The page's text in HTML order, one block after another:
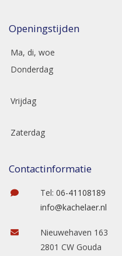
Openingstijden
Ma, di, woe
Donderdag
Vrijdag
Zaterdag
Contactinformatie
Tel: 06-41108189
info@kachelaer.nl
Nieuwehaven 163
2801 CW Gouda